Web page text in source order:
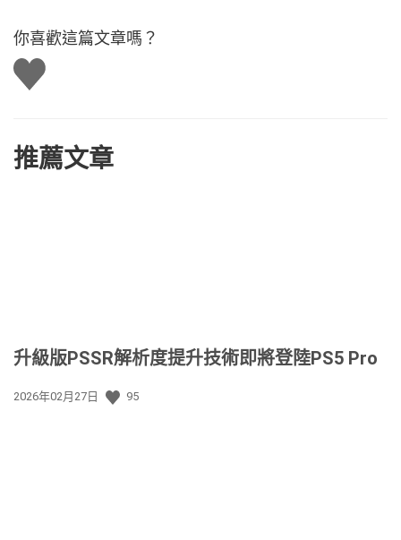
你喜歡這篇文章嗎？
讚
推薦文章
升級版PSSR解析度提升技術即將登陸PS5 Pro
發
2026年02月27日 95